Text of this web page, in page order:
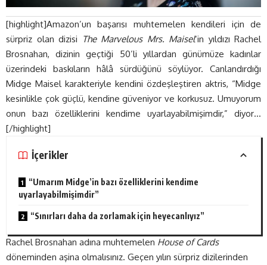
[highlight]Amazon’un başarısı muhtemelen kendileri için de
sürpriz olan dizisi The Marvelous Mrs. Maisel‘in yıldızı Rachel
Brosnahan, dizinin geçtiği 50’li yıllardan günümüze kadınlar
üzerindeki baskıların hâlâ sürdüğünü söylüyor. Canlandırdığı
Midge Maisel karakteriyle kendini özdeşleştiren aktris, “Midge
kesinlikle çok güçlü, kendine güveniyor ve korkusuz. Umuyorum
onun bazı özelliklerini kendime uyarlayabilmişimdir,” diyor…
[/highlight]
İçerikler
“Umarım Midge’in bazı özelliklerini kendime
uyarlayabilmişimdir”
“Sınırları daha da zorlamak için heyecanlıyız”
Rachel Brosnahan adına muhtemelen House of Cards
döneminden aşina olmalısınız. Geçen yılın sürpriz dizilerinden